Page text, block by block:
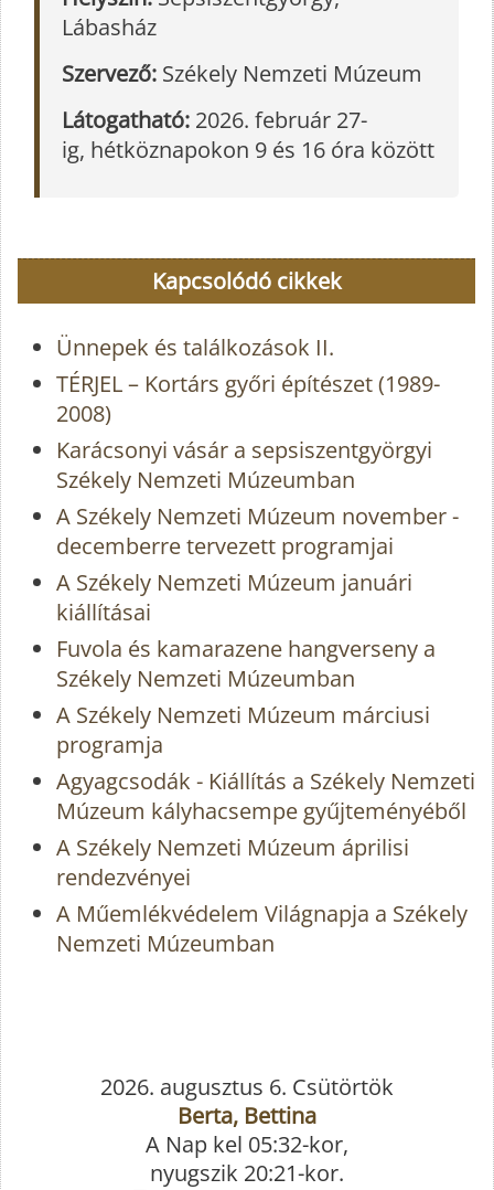
Lábasház
Szervező: Székely Nemzeti Múzeum
Látogatható: 2026. február 27-
ig, hétköznapokon 9 és 16 óra között
Kapcsolódó cikkek
Ünnepek és találkozások II.
TÉRJEL – Kortárs győri építészet (1989-
2008)
Karácsonyi vásár a sepsiszentgyörgyi
Székely Nemzeti Múzeumban
A Székely Nemzeti Múzeum november -
decemberre tervezett programjai
A Székely Nemzeti Múzeum januári
kiállításai
Fuvola és kamarazene hangverseny a
Székely Nemzeti Múzeumban
A Székely Nemzeti Múzeum márciusi
programja
Agyagcsodák - Kiállítás a Székely Nemzeti
Múzeum kályhacsempe gyűjteményéből
A Székely Nemzeti Múzeum áprilisi
rendezvényei
A Műemlékvédelem Világnapja a Székely
Nemzeti Múzeumban
2026. augusztus 6. Csütörtök
Berta, Bettina
A Nap kel 05:32-kor,
nyugszik 20:21-kor.